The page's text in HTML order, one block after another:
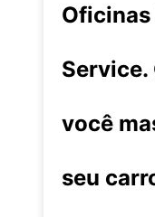
Oficinas
Service.
você
seu